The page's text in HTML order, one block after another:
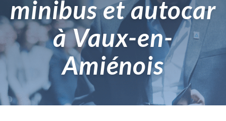
minibus et autocar
à Vaux-en-
Amiénois